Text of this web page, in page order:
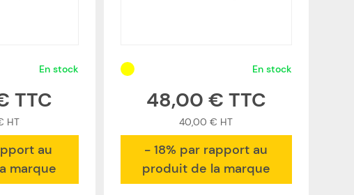
En stock
au
marque
En stock
48,00 €
40,00 €
- 18% par rapport au
produit de la marque